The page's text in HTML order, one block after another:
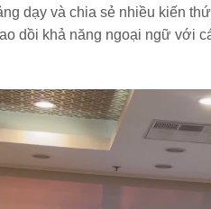
dạy và chia sẻ nhiều kiến
dồi khả năng ngoại ngữ với